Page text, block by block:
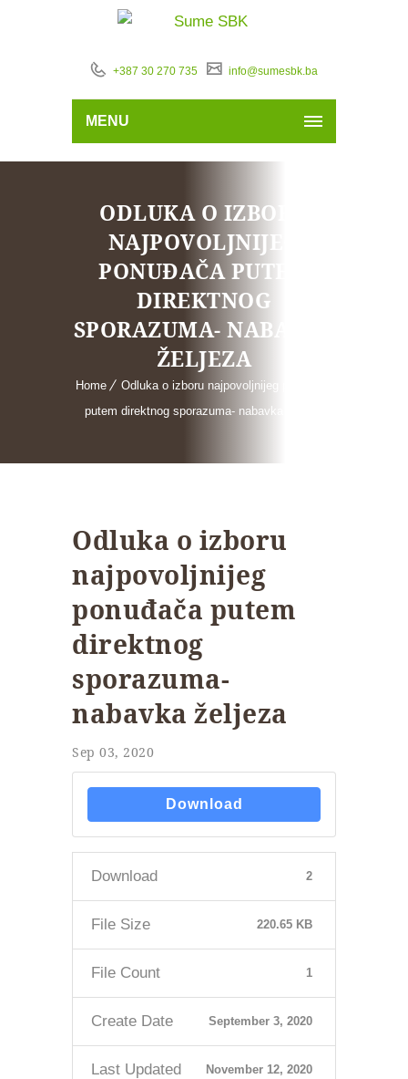
+387 30 270 735 info@sumesbk.ba
MENU
ODLUKA O IZBORU
NAJPOVOLJNIJEG
PONUĐAČA PUTEM
DIREKTNOG
SPORAZUMA- NABAVKA
ŽELJEZA
Home
Odluka o izboru najpovoljnijeg ponuđača
putem direktnog sporazuma- nabavka željeza
Odluka o izboru
najpovoljnijeg
ponuđača putem
direktnog
sporazuma-
nabavka željeza
Sep 03, 2020
Download
Download 2
File Size 220.65 KB
File Count 1
Create Date September 3, 2020
Last Updated November 12, 2020